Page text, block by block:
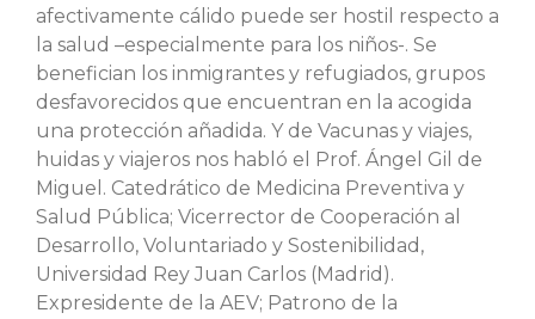
afectivamente cálido puede ser hostil respecto a
la salud –especialmente para los niños-. Se
benefician los inmigrantes y refugiados, grupos
desfavorecidos que encuentran en la acogida
una protección añadida. Y de Vacunas y viajes,
huidas y viajeros nos habló el Prof. Ángel Gil de
Miguel. Catedrático de Medicina Preventiva y
Salud Pública; Vicerrector de Cooperación al
Desarrollo, Voluntariado y Sostenibilidad,
Universidad Rey Juan Carlos (Madrid).
Expresidente de la AEV; Patrono de la